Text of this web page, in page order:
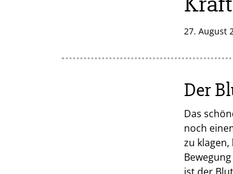
27. August
Der
Das
noch
zu